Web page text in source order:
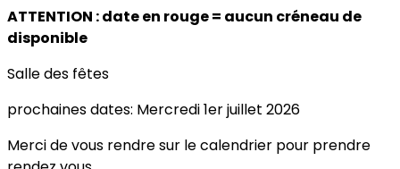
ATTENTION : date en rouge = aucun créneau de
disponible
Salle des fêtes
prochaines dates: Mercredi 1er juillet 2026
Merci de vous rendre sur le calendrier pour prendre